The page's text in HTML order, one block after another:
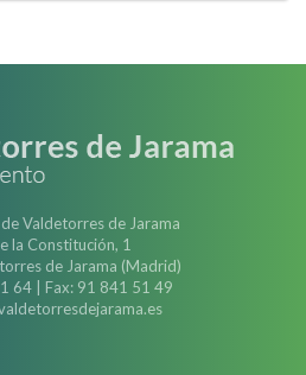
Valdetorres de Jarama
la Constitución, 1
de Jarama (Madrid)
64 | Fax: 91 841 51 49